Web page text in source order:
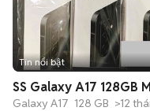
Tin nổi bật
SS Galaxy
Galaxy A17 128 GB >12